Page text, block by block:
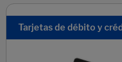
Tarjetas de débito y